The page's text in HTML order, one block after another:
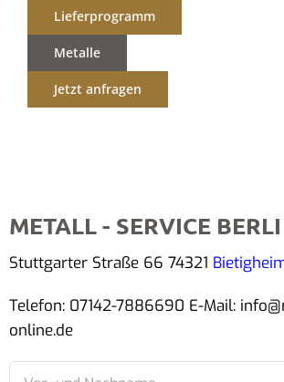
Lieferprogramm
Metalle
Jetzt anfragen
METALL - SERVICE
Stuttgarter Straße 66 74321
Telefon: 07142-7886690 E-Mail:
online.de